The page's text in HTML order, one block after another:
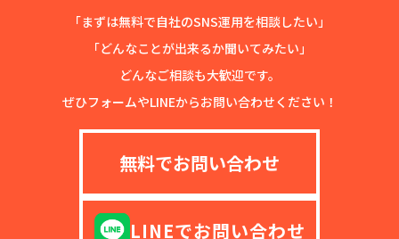
「まずは無料で自社のSNS運用を相談したい」
「どんなことが出来るか聞いてみたい」
どんなご相談も大歓迎です。
ぜひフォームやLINEからお問い合わせください！
無料でお問い合わせ
LINEでお問い合わせ